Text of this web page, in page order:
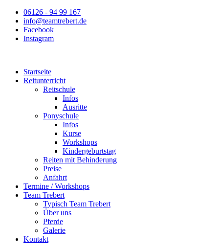
Zum
Inhalt
springen
06126 - 94 99 167
info@teamtrebert.de
Facebook
Instagram
Startseite
Reitunterricht
Reitschule
Infos
Ausritte
Ponyschule
Infos
Kurse
Workshops
Kindergeburtstag
Reiten mit Behinderung
Preise
Anfahrt
Termine / Workshops
Team Trebert
Typisch Team Trebert
Über uns
Pferde
Galerie
Kontakt